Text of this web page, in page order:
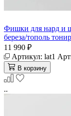
Фишки для нард и
береза/тополь
11 990 ₽
Артикул: lat1
В корзину
..